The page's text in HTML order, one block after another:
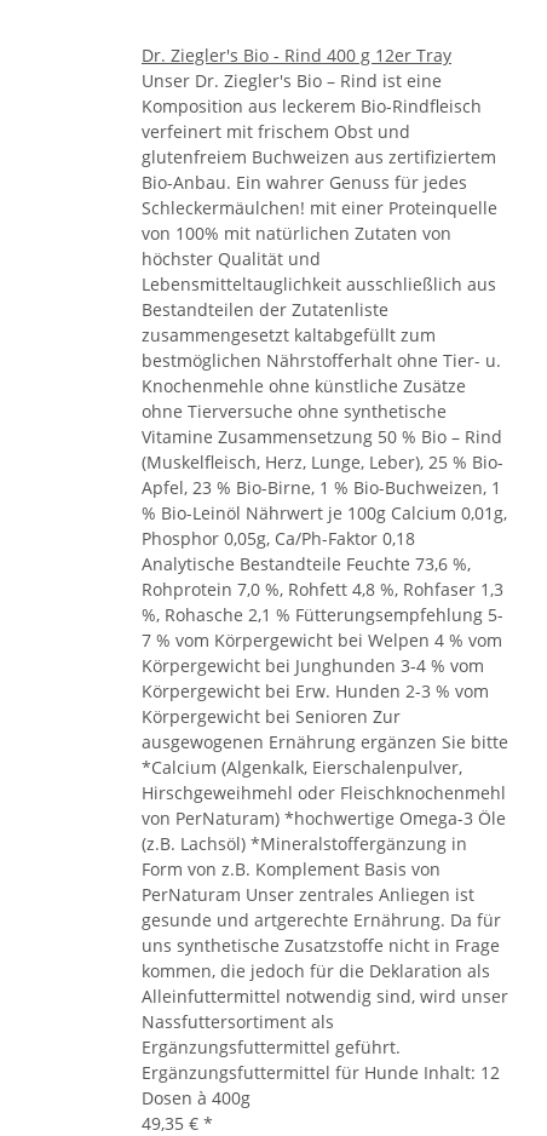
Dr. Ziegler's Bio - Rind 400 g 12er Tray
Unser Dr. Ziegler's Bio – Rind ist eine
Komposition aus leckerem Bio-Rindfleisch
verfeinert mit frischem Obst und
glutenfreiem Buchweizen aus zertifiziertem
Bio-Anbau. Ein wahrer Genuss für jedes
Schleckermäulchen! mit einer Proteinquelle
von 100% mit natürlichen Zutaten von
höchster Qualität und
Lebensmitteltauglichkeit ausschließlich aus
Bestandteilen der Zutatenliste
zusammengesetzt kaltabgefüllt zum
bestmöglichen Nährstofferhalt ohne Tier- u.
Knochenmehle ohne künstliche Zusätze
ohne Tierversuche ohne synthetische
Vitamine Zusammensetzung 50 % Bio – Rind
(Muskelfleisch, Herz, Lunge, Leber), 25 % Bio-
Apfel, 23 % Bio-Birne, 1 % Bio-Buchweizen, 1
% Bio-Leinöl Nährwert je 100g Calcium 0,01g,
Phosphor 0,05g, Ca/Ph-Faktor 0,18
Analytische Bestandteile Feuchte 73,6 %,
Rohprotein 7,0 %, Rohfett 4,8 %, Rohfaser 1,3
%, Rohasche 2,1 % Fütterungsempfehlung 5-
7 % vom Körpergewicht bei Welpen 4 % vom
Körpergewicht bei Junghunden 3-4 % vom
Körpergewicht bei Erw. Hunden 2-3 % vom
Körpergewicht bei Senioren Zur
ausgewogenen Ernährung ergänzen Sie bitte
*Calcium (Algenkalk, Eierschalenpulver,
Hirschgeweihmehl oder Fleischknochenmehl
von PerNaturam) *hochwertige Omega-3 Öle
(z.B. Lachsöl) *Mineralstoffergänzung in
Form von z.B. Komplement Basis von
PerNaturam Unser zentrales Anliegen ist
gesunde und artgerechte Ernährung. Da für
uns synthetische Zusatzstoffe nicht in Frage
kommen, die jedoch für die Deklaration als
Alleinfuttermittel notwendig sind, wird unser
Nassfuttersortiment als
Ergänzungsfuttermittel geführt.
Ergänzungsfuttermittel für Hunde Inhalt: 12
Dosen à 400g
49,35 € *